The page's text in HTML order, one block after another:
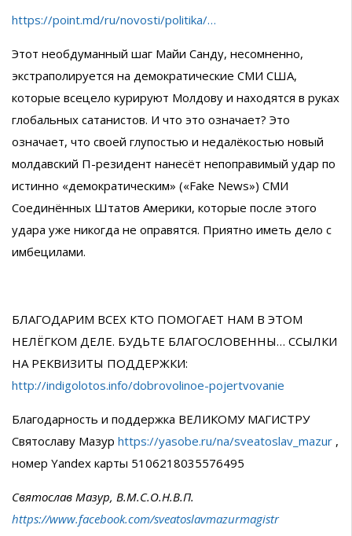
https://point.md/ru/novosti/politika/…
Этот необдуманный шаг Майи Санду, несомненно,
экстраполируется на демократические СМИ США,
которые всецело курируют Молдову и находятся в руках
глобальных сатанистов. И что это означает? Это
означает, что своей глупостью и недалёкостью новый
молдавский П-резидент нанесёт непоправимый удар по
истинно «демократическим» («Fake News») СМИ
Соединённых Штатов Америки, которые после этого
удара уже никогда не оправятся. Приятно иметь дело с
имбецилами.
БЛАГОДАРИМ ВСЕХ КТО ПОМОГАЕТ НАМ В ЭТОМ
НЕЛЁГКОМ ДЕЛЕ. БУДЬТЕ БЛАГОСЛОВЕННЫ… ССЫЛКИ
НА РЕКВИЗИТЫ ПОДДЕРЖКИ:
http://indigolotos.info/dobrovolinoe-pojertvovanie
Благодарность и поддержка ВЕЛИКОМУ МАГИСТРУ
Святославу Мазур https://yasobe.ru/na/sveatoslav_mazur ,
номер Yandex карты 5106218035576495
Святослав Мазур, В.М.С.О.Н.В.П.
https://www.facebook.com/sveatoslavmazurmagistr